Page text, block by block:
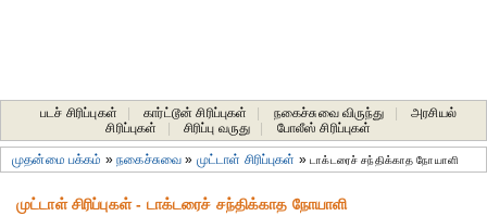
படச் சிரிப்புகள் கார்ட்டூன் சிரிப்புகள் நகைச்சுவை விருந்து
அரசியல்
சிரிப்புகள்
சிரிப்பு வருது போலீஸ் சிரிப்புகள்
முதன்மை பக்கம் »நகைச்சுவை » முட்டாள் சிரிப்புகள் »டாக்டரைச் சந்திக்காத நோயாளி
முட்டாள் சிரிப்புகள் - டாக்டரைச் சந்திக்காத நோயாளி